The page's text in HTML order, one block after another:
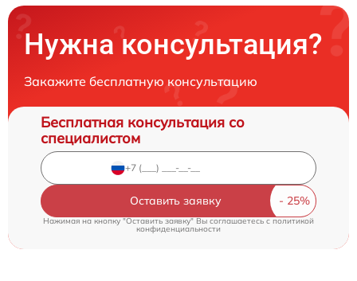
Нужна консультация?
Закажите бесплатную консультацию
Бесплатная консультация со
специалистом
Оставить заявку
Нажимая на кнопку "Оставить заявку" Вы соглашаетесь cполитикой
конфиденциальности